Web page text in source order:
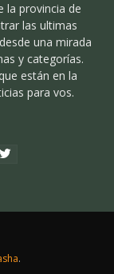
la provincia de
las ultimas
una mirada
y categorías.
están en la
para vos.
.